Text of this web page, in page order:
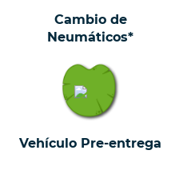
Cambio de
Neumáticos*
Vehículo Pre-entrega